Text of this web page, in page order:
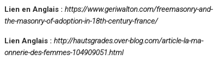
Lien en Anglais : https://www.geriwalton.com/freemasonry-and-
the-masonry-of-adoption-in-18th-century-france/
Lien Anglais : http://hautsgrades.over-blog.com/article-la-ma-
onnerie-des-femmes-104909051.html